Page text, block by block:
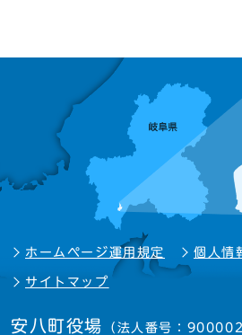
ホームページ運用規定 個人情
サイトマップ
安八町役場 （法人番号：